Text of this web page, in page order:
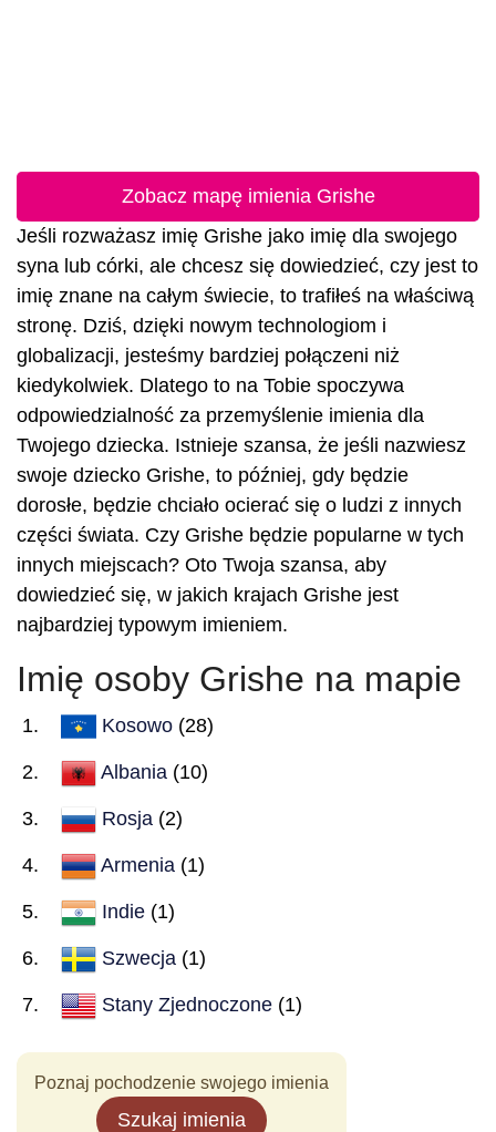
Zobacz mapę imienia Grishe
Jeśli rozważasz imię Grishe jako imię dla swojego
syna lub córki, ale chcesz się dowiedzieć, czy jest to
imię znane na całym świecie, to trafiłeś na właściwą
stronę. Dziś, dzięki nowym technologiom i
globalizacji, jesteśmy bardziej połączeni niż
kiedykolwiek. Dlatego to na Tobie spoczywa
odpowiedzialność za przemyślenie imienia dla
Twojego dziecka. Istnieje szansa, że jeśli nazwiesz
swoje dziecko Grishe, to później, gdy będzie
dorosłe, będzie chciało ocierać się o ludzi z innych
części świata. Czy Grishe będzie popularne w tych
innych miejscach? Oto Twoja szansa, aby
dowiedzieć się, w jakich krajach Grishe jest
najbardziej typowym imieniem.
Imię osoby Grishe na mapie
Kosowo (28)
Albania (10)
Rosja (2)
Armenia (1)
Indie (1)
Szwecja (1)
Stany Zjednoczone (1)
Poznaj pochodzenie swojego imienia
Szukaj imienia